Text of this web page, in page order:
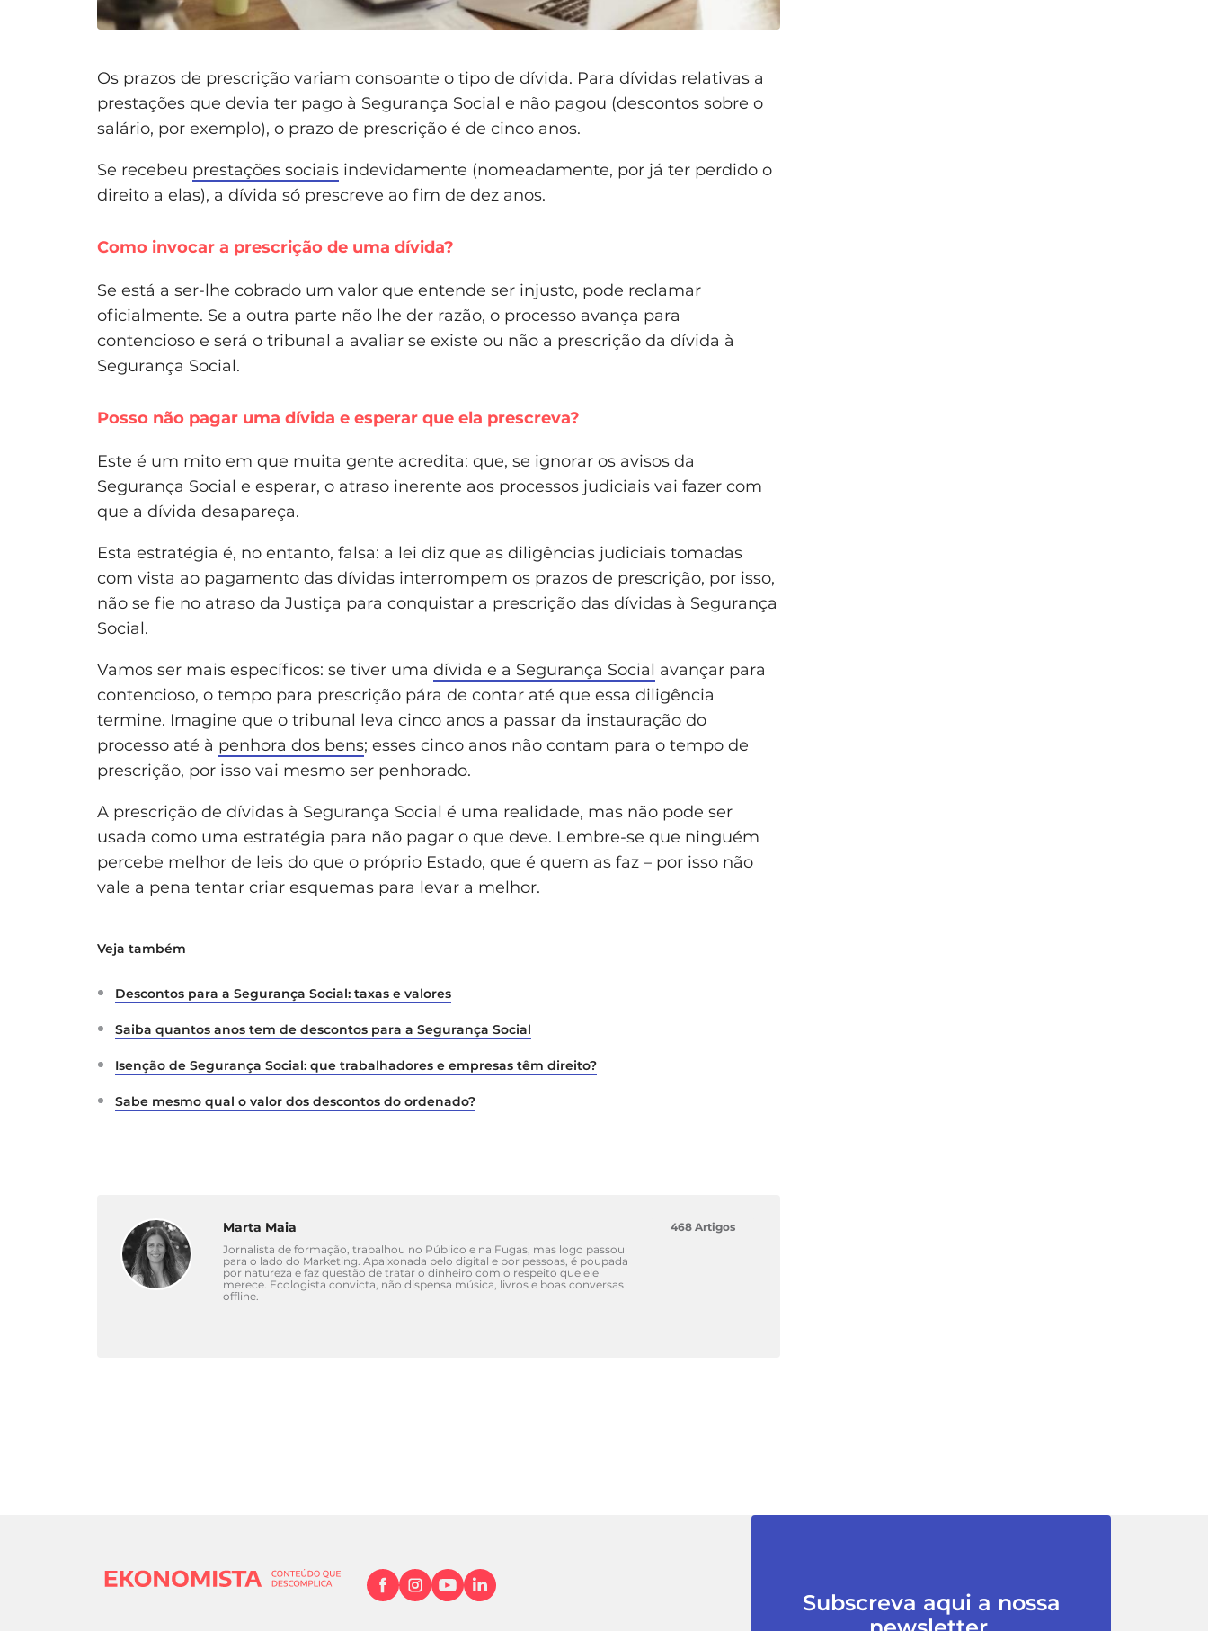
Os prazos de prescrição variam consoante o tipo de dívida. Para dívidas relativas a
prestações que devia ter pago à Segurança Social e não pagou (descontos sobre o
salário, por exemplo), o prazo de prescrição é de cinco anos.
Se recebeu prestações sociais indevidamente (nomeadamente, por já ter perdido o
direito a elas), a dívida só prescreve ao fim de dez anos.
Como invocar a prescrição de uma dívida?
Se está a ser-lhe cobrado um valor que entende ser injusto, pode reclamar
oficialmente. Se a outra parte não lhe der razão, o processo avança para
contencioso e será o tribunal a avaliar se existe ou não a prescrição da dívida à
Segurança Social.
Posso não pagar uma dívida e esperar que ela prescreva?
Este é um mito em que muita gente acredita: que, se ignorar os avisos da
Segurança Social e esperar, o atraso inerente aos processos judiciais vai fazer com
que a dívida desapareça.
Esta estratégia é, no entanto, falsa: a lei diz que as diligências judiciais tomadas
com vista ao pagamento das dívidas interrompem os prazos de prescrição, por isso,
não se fie no atraso da Justiça para conquistar a prescrição das dívidas à Segurança
Social.
Vamos ser mais específicos: se tiver uma dívida e a Segurança Social avançar para
contencioso, o tempo para prescrição pára de contar até que essa diligência
termine. Imagine que o tribunal leva cinco anos a passar da instauração do
processo até à penhora dos bens; esses cinco anos não contam para o tempo de
prescrição, por isso vai mesmo ser penhorado.
A prescrição de dívidas à Segurança Social é uma realidade, mas não pode ser
usada como uma estratégia para não pagar o que deve. Lembre-se que ninguém
percebe melhor de leis do que o próprio Estado, que é quem as faz – por isso não
vale a pena tentar criar esquemas para levar a melhor.
Veja também
Descontos para a Segurança Social: taxas e valores
Saiba quantos anos tem de descontos para a Segurança Social
Isenção de Segurança Social: que trabalhadores e empresas têm direito?
Sabe mesmo qual o valor dos descontos do ordenado?
Marta Maia
Jornalista de formação, trabalhou no Público e na Fugas, mas logo passou
para o lado do Marketing. Apaixonada pelo digital e por pessoas, é poupada
por natureza e faz questão de tratar o dinheiro com o respeito que ele
merece. Ecologista convicta, não dispensa música, livros e boas conversas
offline.
468 Artigos
Subscreva aqui a nossa